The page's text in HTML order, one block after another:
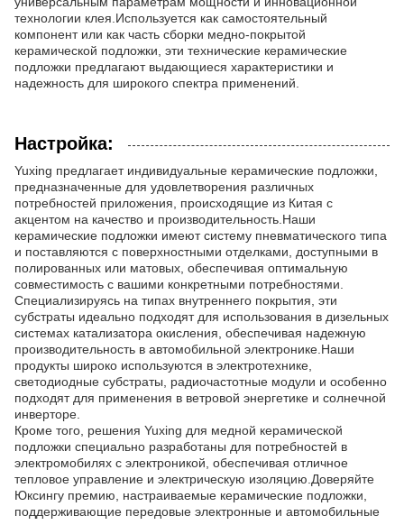
технологии клея.Используется как самостоятельный
компонент или как часть сборки медно-покрытой
керамической подложки, эти технические керамические
подложки предлагают выдающиеся характеристики и
надежность для широкого спектра применений.
Настройка:
Yuxing предлагает индивидуальные керамические подложки,
предназначенные для удовлетворения различных
потребностей приложения, происходящие из Китая с
акцентом на качество и производительность.Наши
керамические подложки имеют систему пневматического типа
и поставляются с поверхностными отделками, доступными в
полированных или матовых, обеспечивая оптимальную
совместимость с вашими конкретными потребностями.
Специализируясь на типах внутреннего покрытия, эти
субстраты идеально подходят для использования в дизельных
системах катализатора окисления, обеспечивая надежную
производительность в автомобильной электронике.Наши
продукты широко используются в электротехнике,
светодиодные субстраты, радиочастотные модули и особенно
подходят для применения в ветровой энергетике и солнечной
инверторе.
Кроме того, решения Yuxing для медной керамической
подложки специально разработаны для потребностей в
электромобилях с электроникой, обеспечивая отличное
тепловое управление и электрическую изоляцию.Доверяйте
Юксингу премию, настраиваемые керамические подложки,
поддерживающие передовые электронные и автомобильные